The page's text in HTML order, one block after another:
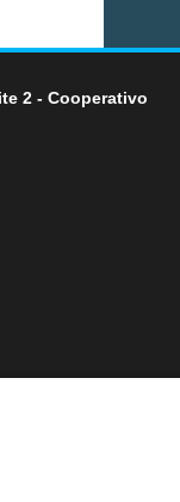
2 - Cooperativo